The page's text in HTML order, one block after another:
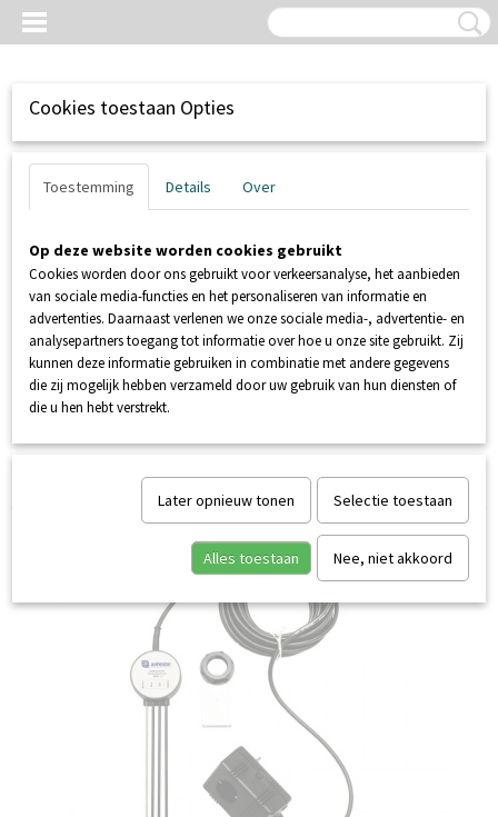
Inloggen Registreren
UW WINKELWAGEN
niveauregeling SFA ZEHNDER
Cookies toestaan Opties
Toestemming Details Over
Op deze website worden cookies gebruikt
Cookies worden door ons gebruikt voor verkeersanalyse, het aanbieden
van sociale media-functies en het personaliseren van informatie en
advertenties. Daarnaast verlenen we onze sociale media-, advertentie- en
analysepartners toegang tot informatie over hoe u onze site gebruikt. Zij
kunnen deze informatie gebruiken in combinatie met andere gegevens
die zij mogelijk hebben verzameld door uw gebruik van hun diensten of
die u hen hebt verstrekt.
Later opnieuw tonen Selectie toestaan
Alles toestaan Nee, niet akkoord